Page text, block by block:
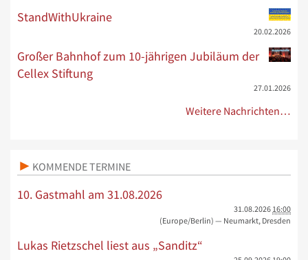
StandWithUkraine
20.02.2026
Großer Bahnhof zum 10-jährigen Jubiläum der
Cellex Stiftung
27.01.2026
Weitere Nachrichten…
KOMMENDE TERMINE
10. Gastmahl am 31.08.2026
31.08.2026 16:00
(Europe/Berlin) — Neumarkt, Dresden
Lukas Rietzschel liest aus „Sanditz“